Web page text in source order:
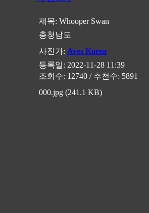
제목: Whooper Swan
충청남도
사진가: Aves Korea
등록일: 2022-11-28 11:39
조회수: 12740 / 추천수: 5891
000.jpg (241.1 KB)